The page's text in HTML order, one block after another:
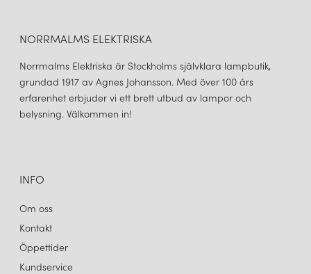
NORRMALMS ELEKTRISKA
Norrmalms Elektriska är Stockholms självklara lampbutik,
grundad 1917 av Agnes Johansson. Med över 100 års
erfarenhet erbjuder vi ett brett utbud av lampor och
belysning. Välkommen in!
INFO
Om oss
Kontakt
Öppettider
Kundservice